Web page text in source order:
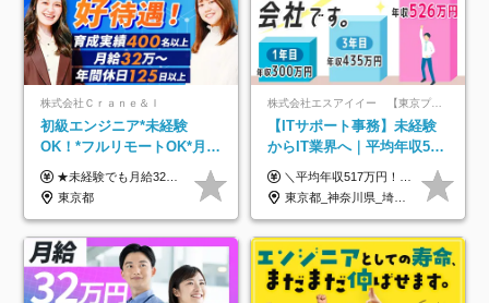
株式会社Ｃｒａｎｅ＆Ｉ
初級エンジニア*未経験
OK！*フルリモートOK*月給
32万～*残業月9.8h*1ヶ月の
研修*資格取得率100％
★未経験でも月給32万円スタート★ 月収32万円～35万円＋各種手当（資格手当だけで毎月15万の上乗せ実績あり！） ★資格手当豊富！1資格につき最大3万円支給 ★功績手当の導入で、毎月のお給与に上乗せで最大10万円支給している社員も！ ★1回の昇級で年収数十万UPも可 ★ゆくゆくは年収1000万以上も目指せる 年俸384万円～1,162万8,000円（12分割） ※経験・スキルを考慮の上決定します ※上記金額には固定残業代（月30h分・60,800円～66,500円）を含みます ※超過分は別途全額支給します ※試用期間2ヶ月間あり（その他待遇に差異はありません）
東京都
株式会社エスアイイー 【東京プロマーケット上場】
【ITサポート事務】未経験
からIT業界へ｜平均年収517
万円｜ホワイト企業認定｜
年休134日｜リモートOK
＼平均年収517万円！入社5年目まで毎年必ず昇給／ ■賞与年3回 ■年収800万円以上も可 ■入社3年以上の平均年収469.2万円 月給23万2000円以上＋賞与年3回＋各種手当 ☆入社5年目まで最大1万5000円の定期昇給を確約 ┃各種手当充実 ・規定の資格を取得すれば、2000円～5万円を毎月支給（2万4000円～60万円／年） ・研修中に取得した取得率95％の資格でも研修後の給料UP ※月給は年齢・経験・能力を考慮して、優遇いたします ※上記月給金額は固定残業代（20時間/3万1300円円以上）を含み、超過分は別途支給いたします ※試用期間（6ヶ月）は月給に変動はありますが、その他待遇に差異はありません ├入社後1ヶ月～3ヶ月間は、月給20万1900円となります └上記金額は固定残業代（10時間／1万6000円）を含み、超過分は別途支給いたします
東京都_神奈川県_埼玉県_千葉県_大阪府_愛知県_北海道_青森県_岩手県_宮城県_秋田県_山形県_福島県_茨城県_栃木県_群馬県_新潟県_山梨県_長野県_富山県_石川県_福井県_静岡県_岐阜県_三重県_兵庫県_京都府_滋賀県_奈良県_和歌山県_広島県_岡山県_鳥取県_島根県_山口県_徳島県_香川県_愛媛県_高知県_福岡県_熊本県_佐賀県_長崎県_大分県_宮崎県_鹿児島県_沖縄県